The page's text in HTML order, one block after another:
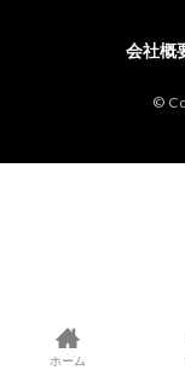
会社概
©
ホーム